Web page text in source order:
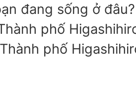
đang sống ở đâu?
phố
phố